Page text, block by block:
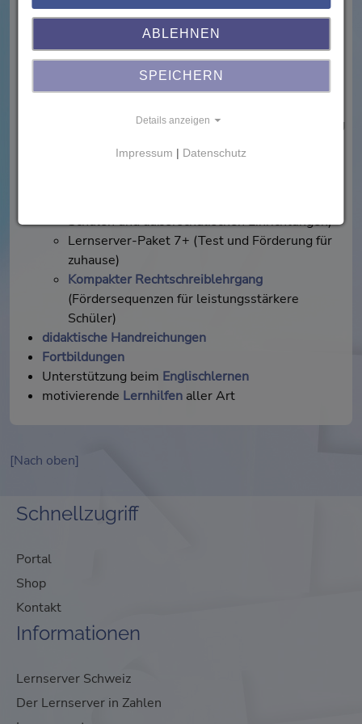
Übungshefte zur Rechtschreibung für die diversen
Klassenstufen in Printform
Primo – Erstes Lesen und Schreiben(nach ca. 5
Monaten Unterricht)
Fördermappen (ab Klasse 2)
Lese-Test (TeDeL)zur Diagnose und Förderung
erfolgssicheres Lesenlernen mit der Speedy-Reihe
Schulen und außerschulischen Einrichtungen)
Lernserver-Paket 7+ (Test und Förderung für
zuhause)
Kompakter Rechtschreiblehrgang
(Fördersequenzen für leistungsstärkere
Schüler)
didaktische Handreichungen
Fortbildungen
Unterstützung beim Englischlernen
motivierende Lernhilfen aller Art
[Nach oben]
Schnellzugriff
Portal
Shop
Kontakt
Informationen
Lernserver Schweiz
Der Lernserver in Zahlen
ABLEHNEN
SPEICHERN
Details anzeigen
Impressum | Datenschutz